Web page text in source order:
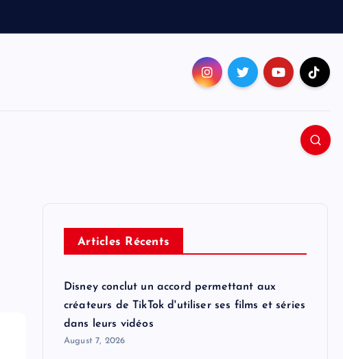
Articles Récents
Disney conclut un accord permettant aux
créateurs de TikTok d'utiliser ses films et séries
dans leurs vidéos
August 7, 2026